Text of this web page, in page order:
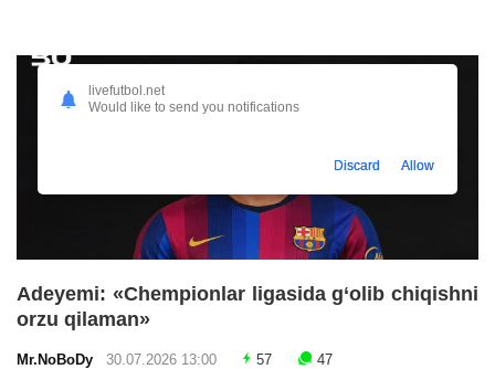
Adeyemi: «Chempionlar ligasida g‘olib chiqishni
orzu qilaman»
Mr.NoBoDy 30.07.2026 13:00 57 47
livefutbol.net
Would like to send you notifications
Discard Allow